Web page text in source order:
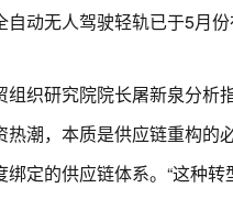
动无人驾驶轻轨已于5月
研究院院长屠新泉分析指
潮，本质是供应链重构
定的供应链体系。“这种